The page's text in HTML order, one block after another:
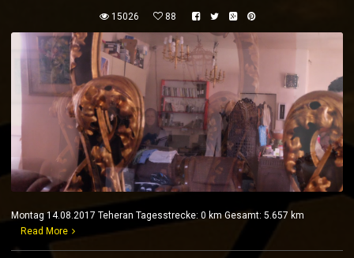
15026 88
Montag 14.08.2017 Teheran Tagesstrecke: 0 km Gesamt: 5.657 km
Read More